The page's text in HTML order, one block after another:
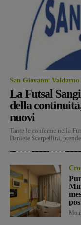
San Giovanni Valdarno
La Futsal
della
nuovi
Tante le conferme nella
Daniele Scarpellini,